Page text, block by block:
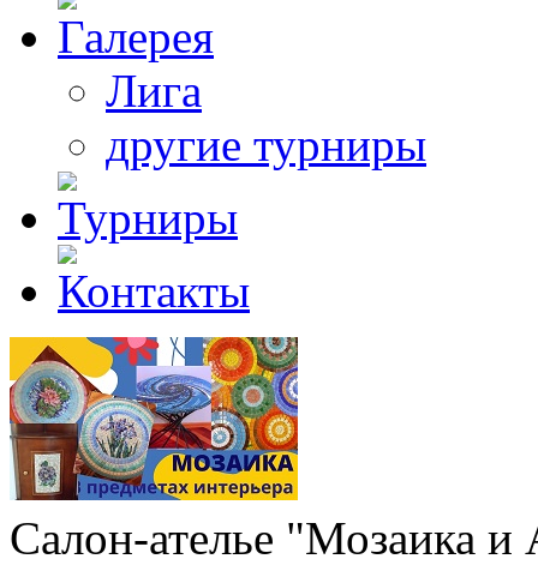
Лига
другие турниры
Салон-ателье "Мозаика